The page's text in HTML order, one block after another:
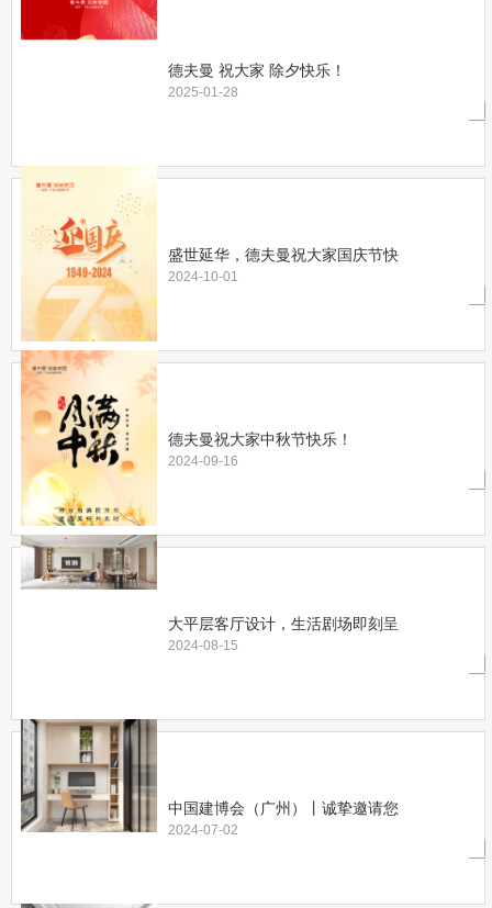
德夫曼 祝大家 除夕快乐！
2025-01-28
盛世延华，德夫曼祝大家国庆节快
2024-10-01
德夫曼祝大家中秋节快乐！
2024-09-16
大平层客厅设计，生活剧场即刻呈
2024-08-15
中国建博会（广州）丨诚挚邀请您
2024-07-02